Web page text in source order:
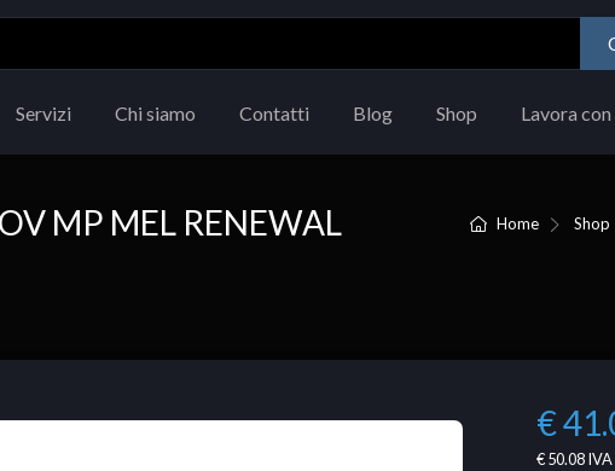
Servizi Chi siamo Contatti Blog Shop Lavora con
Home Shop
MP MEL RENEWAL
€
€ 50.08IVA